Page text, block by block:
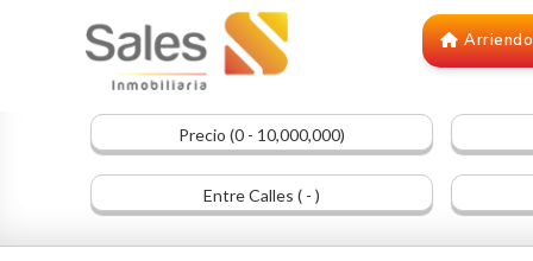
Arriendo
Precio (0 - 10,000,000)
Entre Calles ( - )